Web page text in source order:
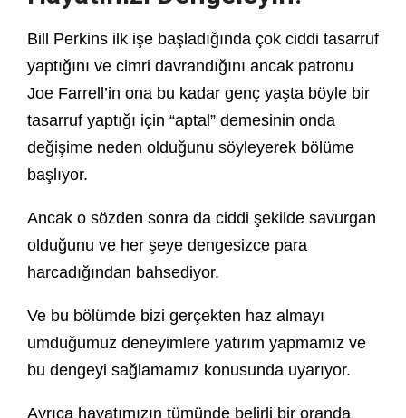
Bill Perkins ilk işe başladığında çok ciddi tasarruf
yaptığını ve cimri davrandığını ancak patronu
Joe Farrell’in ona bu kadar genç yaşta böyle bir
tasarruf yaptığı için “aptal” demesinin onda
değişime neden olduğunu söyleyerek bölüme
başlıyor.
Ancak o sözden sonra da ciddi şekilde savurgan
olduğunu ve her şeye dengesizce para
harcadığından bahsediyor.
Ve bu bölümde bizi gerçekten haz almayı
umduğumuz deneyimlere yatırım yapmamız ve
bu dengeyi sağlamamız konusunda uyarıyor.
Ayrıca hayatımızın tümünde belirli bir oranda